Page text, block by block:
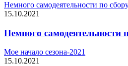
Немного самодеятельности по
15.10.2021
Немного самодеятельности
Мое начало сезона-2021
15.10.2021